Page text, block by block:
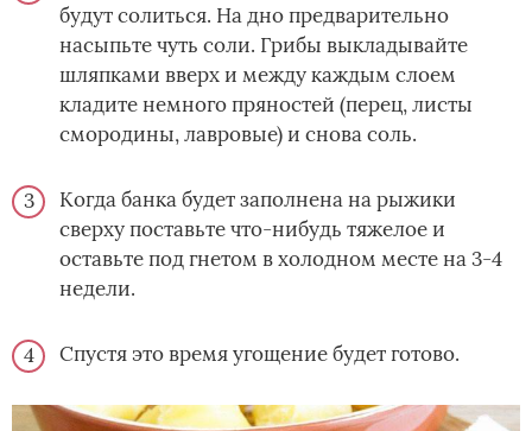
будут солиться. На дно предварительно
насыпьте чуть соли. Грибы выкладывайте
шляпками вверх и между каждым слоем
кладите немного пряностей (перец, листы
смородины, лавровые) и снова соль.
Когда банка будет заполнена на рыжики
сверху поставьте что-нибудь тяжелое и
оставьте под гнетом в холодном месте на 3-4
недели.
Спустя это время угощение будет готово.